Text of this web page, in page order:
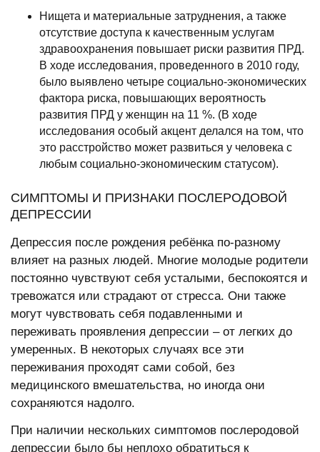
Нищета и материальные затруднения, а также
отсутствие доступа к качественным услугам
здравоохранения повышает риски развития ПРД.
В ходе исследования, проведенного в 2010 году,
было выявлено четыре социально-экономических
фактора риска, повышающих вероятность
развития ПРД у женщин на 11 %. (В ходе
исследования особый акцент делался на том, что
это расстройство может развиться у человека с
любым социально-экономическим статусом).
СИМПТОМЫ И ПРИЗНАКИ ПОСЛЕРОДОВОЙ
ДЕПРЕССИИ
Депрессия после рождения ребёнка по-разному
влияет на разных людей. Многие молодые родители
постоянно чувствуют себя усталыми, беспокоятся и
тревожатся или страдают от стресса. Они также
могут чувствовать себя подавленными и
переживать проявления депрессии – от легких до
умеренных. В некоторых случаях все эти
переживания проходят сами собой, без
медицинского вмешательства, но иногда они
сохраняются надолго.
При наличии нескольких симптомов послеродовой
депрессии было бы неплохо обратиться к